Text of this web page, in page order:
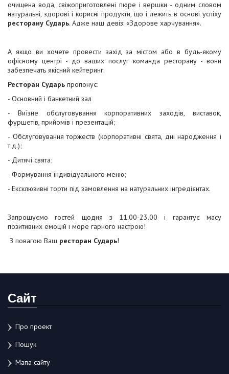
очищена вода, свіжоприготовлені пюре і вершки - одним словом
натуральні, здорові і корисні продукти, що і лежить в основі успіху
ресторану Сударь. Адже наш девіз: «Здорове харчування».
А якщо ви хочете провести захід за містом або в будь-якому
офісному центрі - до ваших послуг команда ресторану - вони
забезпечать якісний кейтеринг.
Ресторан Сударь пропонує:
- Основний і банкетний зал
- Виїзне обслуговування корпоративних заходів, виставок,
фуршетів, прийомів і презентацій;
- Обслуговування торжеств (корпоративні свята, дні народження і
т.д.);
- Дитячі свята;
- Формування індивідуального меню;
- Ексклюзивні торти під замовлення на натуральних інгредієнтах.
Запрошуємо гостей щодня з 11.00-23.00 і гарантує масу
позитивних емоцій і море гарного настрою!
З повагою Ваш ресторан Сударь!
Сайт
Про проект
Пошук
Мапа сайту